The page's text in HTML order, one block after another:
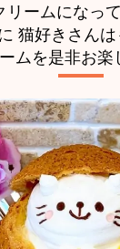
リームになっ
猫好きさん
ムを是非お